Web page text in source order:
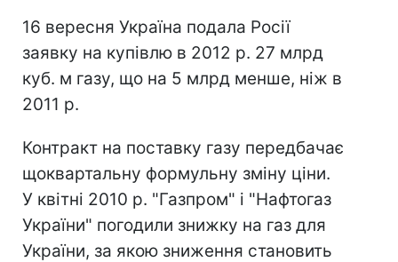
16 вересня Україна подала Росії
заявку на купівлю в 2012 р. 27 млрд
куб. м газу, що на 5 млрд менше, ніж в
2011 р.
Контракт на поставку газу передбачає
щоквартальну формульну зміну ціни.
У квітні 2010 р. "Газпром" і "Нафтогаз
України" погодили знижку на газ для
України, за якою зниження становить